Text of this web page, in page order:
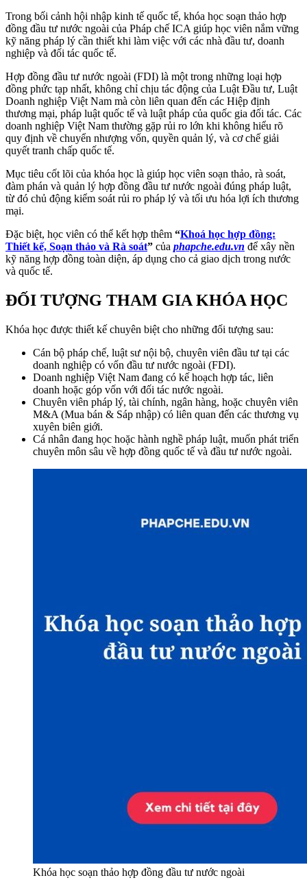
Trong bối cảnh hội nhập kinh tế quốc tế, khóa học soạn thảo hợp
đồng đầu tư nước ngoài của Pháp chế ICA giúp học viên nắm vững
kỹ năng pháp lý cần thiết khi làm việc với các nhà đầu tư, doanh
nghiệp và đối tác quốc tế.
Hợp đồng đầu tư nước ngoài (FDI) là một trong những loại hợp
đồng phức tạp nhất, không chỉ chịu tác động của Luật Đầu tư, Luật
Doanh nghiệp Việt Nam mà còn liên quan đến các Hiệp định
thương mại, pháp luật quốc tế và luật pháp của quốc gia đối tác. Các
doanh nghiệp Việt Nam thường gặp rủi ro lớn khi không hiểu rõ
quy định về chuyển nhượng vốn, quyền quản lý, và cơ chế giải
quyết tranh chấp quốc tế.
Mục tiêu cốt lõi của khóa học là giúp học viên soạn thảo, rà soát,
đàm phán và quản lý hợp đồng đầu tư nước ngoài đúng pháp luật,
từ đó chủ động kiểm soát rủi ro pháp lý và tối ưu hóa lợi ích thương
mại.
Đặc biệt, học viên có thể kết hợp thêm “Khoá học hợp đồng:
Thiết kế, Soạn thảo và Rà soát” của phapche.edu.vn để xây nền
kỹ năng hợp đồng toàn diện, áp dụng cho cả giao dịch trong nước
và quốc tế.
ĐỐI TƯỢNG THAM GIA KHÓA HỌC
Khóa học được thiết kế chuyên biệt cho những đối tượng sau:
Cán bộ pháp chế, luật sư nội bộ, chuyên viên đầu tư tại các
doanh nghiệp có vốn đầu tư nước ngoài (FDI).
Doanh nghiệp Việt Nam đang có kế hoạch hợp tác, liên
doanh hoặc góp vốn với đối tác nước ngoài.
Chuyên viên pháp lý, tài chính, ngân hàng, hoặc chuyên viên
M&A (Mua bán & Sáp nhập) có liên quan đến các thương vụ
xuyên biên giới.
Cá nhân đang học hoặc hành nghề pháp luật, muốn phát triển
chuyên môn sâu về hợp đồng quốc tế và đầu tư nước ngoài.
Khóa học soạn thảo hợp đồng đầu tư nước ngoài